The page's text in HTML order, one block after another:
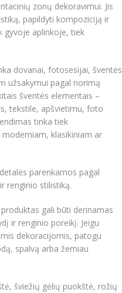
zonų dekoravimui. Jis
papildyti kompoziciją ir
gyvoje aplinkoje, tiek
dovanai, fotosesijai, šventės
užsakymui pagal norimą
šventės elementais –
tekstile, apšvietimu, foto
tinka tiek
klasikiniam ar
detalės parenkamos pagal
renginio stilistiką.
produktas gali būti derinamas
ir renginio poreikį. Jeigu
dekoracijomis, patogu
spalvą arba žemiau
šviežių gėlių puokštė, rožių